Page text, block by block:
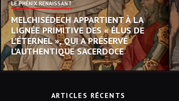
LE PHÉNIX RENAISSANT
MELCHISÉDECH APPARTIENT À LA
LIGNÉE PRIMITIVE DES « ÉLUS DE
L’ÉTERNEL », QUI A PRÉSERVÉ
L’AUTHENTIQUE SACERDOCE
ARTICLES RÉCENTS